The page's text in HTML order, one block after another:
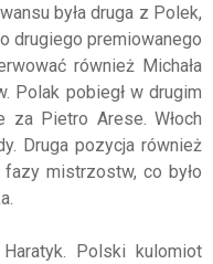
była druga z Polek,
drugiego premiowanego
również Michała
Polak pobiegł w drugim
za Pietro Arese. Włoch
Druga pozycja również
fazy mistrzostw, co było
Polski kulomiot